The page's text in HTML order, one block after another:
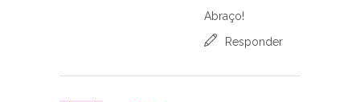
Abraço!
Responder